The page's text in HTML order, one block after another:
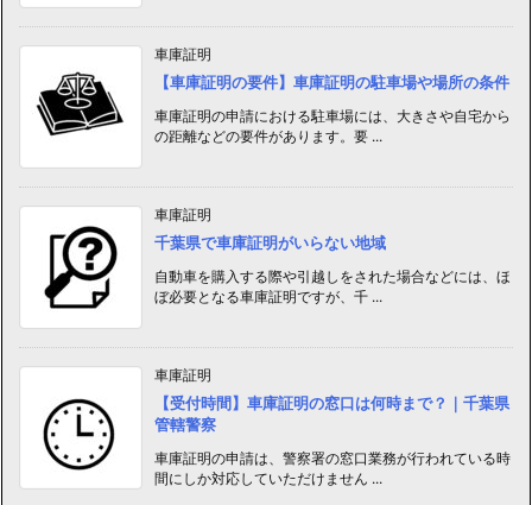
車庫証明
【車庫証明の要件】車庫証明の駐車場や場所の条件
車庫証明の申請における駐車場には、大きさや自宅から
の距離などの要件があります。要 ...
車庫証明
千葉県で車庫証明がいらない地域
自動車を購入する際や引越しをされた場合などには、ほ
ぼ必要となる車庫証明ですが、千 ...
車庫証明
【受付時間】車庫証明の窓口は何時まで？｜千葉県
管轄警察
車庫証明の申請は、警察署の窓口業務が行われている時
間にしか対応していただけません ...